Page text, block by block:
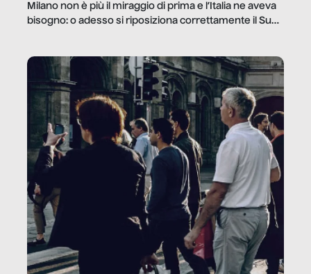
Milano non è più il miraggio di prima e l’Italia ne aveva
bisogno: o adesso si riposiziona correttamente il Sud